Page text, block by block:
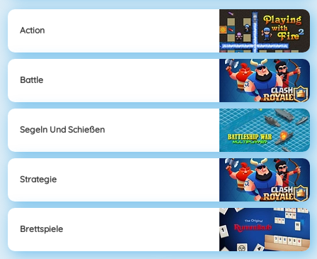
Action
Battle
Segeln Und Schießen
Strategie
Brettspiele